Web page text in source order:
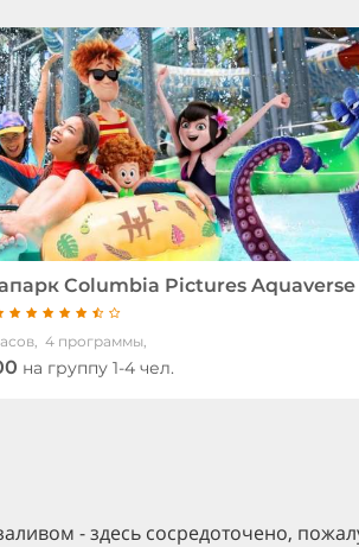
- здесь сосредоточено,
Columbia Pictures Aquaverse
4 программы,
на группу 1-4 чел.